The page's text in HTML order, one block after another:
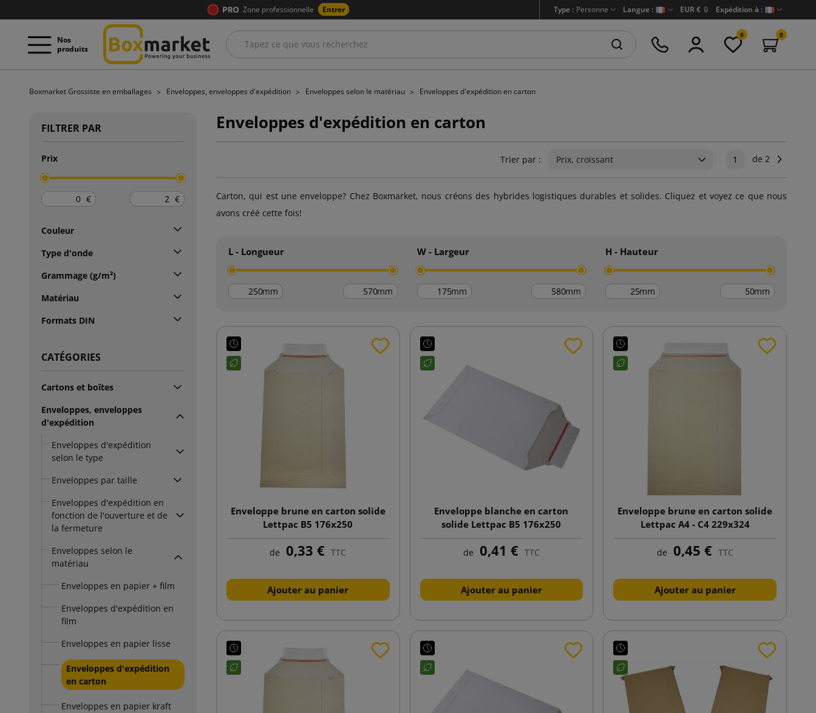
Zone professionnelle Entrer Type : Personne Langue : EUR € 🔒 Expédition à :
Nos
produits
0 0
Boxmarket Grossiste en emballages Enveloppes, enveloppes d'expédition Enveloppes selon le matériau Enveloppes d'expédition en carton
FILTRER PAR
Prix
€ €
Couleur
Type d'onde
Grammage (g/m²)
Matériau
Formats DIN
CATÉGORIES
Cartons et boîtes
Enveloppes, enveloppes
d'expédition
Enveloppes d'expédition
selon le type
Enveloppes par taille
Enveloppes d'expédition en
fonction de l'ouverture et de
la fermeture
Enveloppes selon le
matériau
Enveloppes en papier + film
Enveloppes d'expédition en
film
Enveloppes en papier lisse
Enveloppes d'expédition
en carton
Enveloppes en papier kraft
Enveloppes d'expédition en carton
Trier par : Prix, croissant 1 de 2
Carton, qui est une enveloppe? Chez Boxmarket, nous créons des hybrides logistiques durables et solides. Cliquez et voyez ce que nous
avons créé cette fois!
L - Longueur
mm mm
W - Largeur
mm mm
H - Hauteur
mm mm
Enveloppe brune en carton solide
Lettpac B5 176x250
de 0,33 € TTC
Ajouter au panier
Enveloppe blanche en carton
solide Lettpac B5 176x250
de 0,41 € TTC
Ajouter au panier
Enveloppe brune en carton solide
Lettpac A4 - C4 229x324
de 0,45 € TTC
Ajouter au panier